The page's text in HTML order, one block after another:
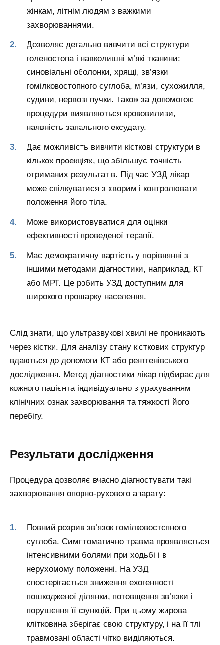
жінкам, літнім людям з важкими
захворюваннями.
Дозволяє детально вивчити всі структури
голеностопа і навколишні м’які тканини:
синовіальні оболонки, хрящі, зв’язки
гомілковостопного суглоба, м’язи, сухожилля,
судини, нервові пучки. Також за допомогою
процедури виявляються крововиливи,
наявність запального ексудату.
Дає можливість вивчити кісткові структури в
кількох проекціях, що збільшує точність
отриманих результатів. Під час УЗД лікар
може спілкуватися з хворим і контролювати
положення його тіла.
Може використовуватися для оцінки
ефективності проведеної терапії.
Має демократичну вартість у порівнянні з
іншими методами діагностики, наприклад, КТ
або МРТ. Це робить УЗД доступним для
широкого прошарку населення.
Слід знати, що ультразвукові хвилі не проникають
через кістки. Для аналізу стану кісткових структур
вдаються до допомоги КТ або рентгенівського
дослідження. Метод діагностики лікар підбирає для
кожного пацієнта індивідуально з урахуванням
клінічних ознак захворювання та тяжкості його
перебігу.
Результати дослідження
Процедура дозволяє вчасно діагностувати такі
захворювання опорно-рухового апарату:
Повний розрив зв’язок гомілковостопного
суглоба. Симптоматично травма проявляється
інтенсивними болями при ходьбі і в
нерухомому положенні. На УЗД
спостерігається зниження ехогенності
пошкодженої ділянки, потовщення зв’язки і
порушення її функцій. При цьому жирова
клітковина зберігає свою структуру, і на її тлі
травмовані області чітко виділяються.